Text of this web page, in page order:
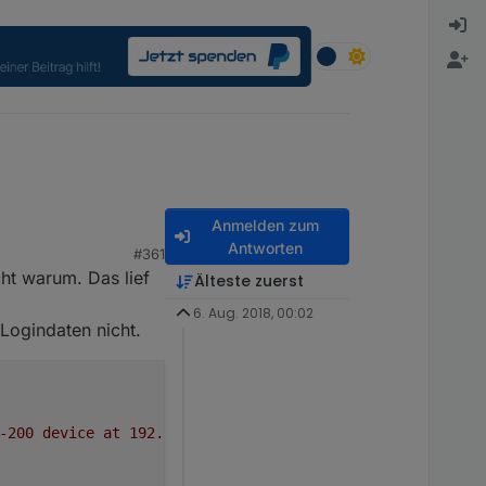
#361
warum. Das lief
nicht.
200 device at 192.168
Anmelden zum
Antworten
Älteste zuerst
6. Aug. 2018, 00:02